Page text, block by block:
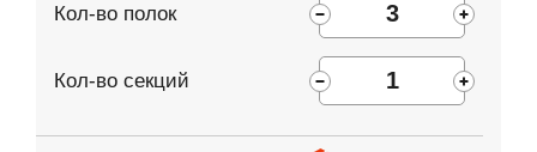
Кол-во полок
Кол-во секций